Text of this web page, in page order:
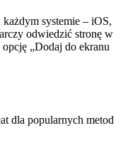
systemie – iOS,
odwiedzić stronę w
„Dodaj do ekranu
dla popularnych metod